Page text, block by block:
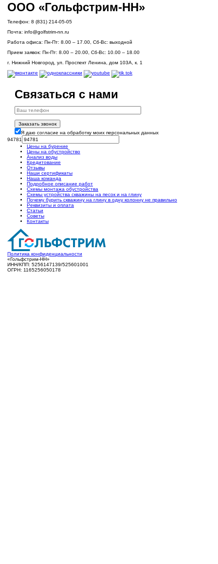
ООО «Гольфстрим-НН»
Телефон: 8 (831) 214-05-05
Почта: info@golfstrim-nn.ru
Работа офиса: Пн-Пт: 8.00 – 17.00, Сб-Вс: выходной
Прием заявок: Пн-Пт: 8.00 – 20.00, Сб-Вс: 10.00 – 18.00
г. Нижний Новгород, ул. Проспект Ленина, дом 103А, к. 1
Связаться с нами
Заказать звонок
Я даю согласие на обработку моих персональных данных
94781
Цены на бурение
Цены на обустройство
Анализ воды
Кредитование
Отзывы
Наши сертификаты
Наша команда
Подробное описание работ
Схемы монтажа обустройства
Схемы устройства скважины на песок и на глину
Почему бурить скважину на глину в одну колонну не правильно
Реквизиты и оплата
Статьи
Советы
Контакты
Политика конфиденциальности
«Гольфстрим-НН»
ИНН/КПП: 5256147139/525601001
ОГРН: 1165256050178